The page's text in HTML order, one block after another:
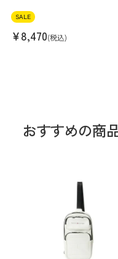
SALE
¥8,470 税込
おすすめの商